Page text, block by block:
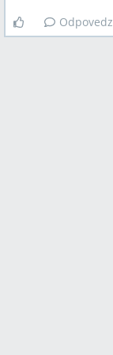
Odpovedz